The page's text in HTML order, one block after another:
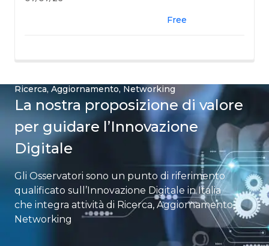
Free
Ricerca, Aggiornamento, Networking​
La nostra proposizione di valore
per guidare l’Innovazione
Digitale
Gli Osservatori sono un punto di riferimento
qualificato sull’Innovazione Digitale in Italia​
che integra attività di Ricerca, Aggiornamento,
Networking​